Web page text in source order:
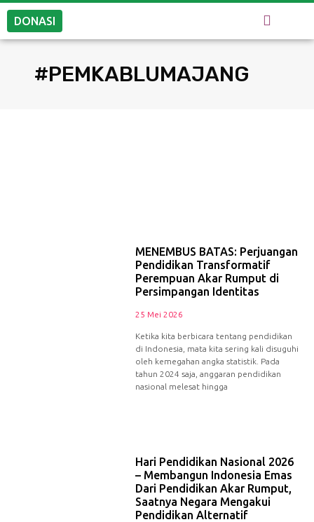
DONASI
#PEMKABLUMAJANG
MENEMBUS BATAS: Perjuangan
Pendidikan Transformatif
Perempuan Akar Rumput di
Persimpangan Identitas
25 Mei 2026
Ketika kita berbicara tentang pendidikan
di Indonesia, mata kita sering kali disuguhi
oleh kemegahan angka statistik. Pada
tahun 2024 saja, anggaran pendidikan
nasional melesat hingga
Hari Pendidikan Nasional 2026
– Membangun Indonesia Emas
Dari Pendidikan Akar Rumput,
Saatnya Negara Mengakui
Pendidikan Alternatif